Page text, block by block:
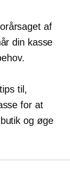
af
din kasse
til,
for at
og øge